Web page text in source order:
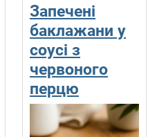
Запечені
баклажани у
соусі з
червоного
перцю